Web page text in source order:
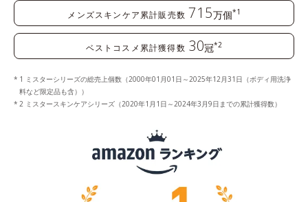
メンズスキンケア累計販売数 715万個*1
ベストコスメ累計獲得数 30冠*2
1 ミスターシリーズの総売上個数（2000年01月01日～2025年12月31日（ボディ用洗浄
料など限定品も含））
2 ミスタースキンケアシリーズ（2020年1月1日～2024年3月9日までの累計獲得数）